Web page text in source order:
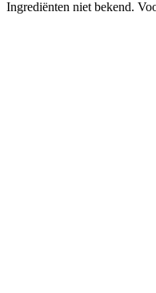
Ingrediënten niet bekend.